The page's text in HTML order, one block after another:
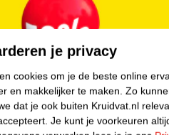
water voor elk gebruik. Of
volledig aan de wensen aan.
je privacy
cookies om je de beste online
en makkelijker te maken. Zo
dat je ook buiten Kruidvat.nl
Je kunt je voorkeuren